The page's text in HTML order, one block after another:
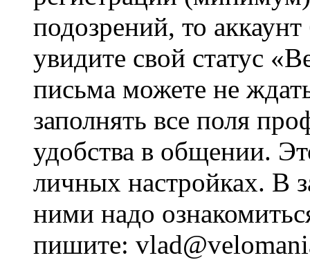
подозрений, то
увидите свой статус
письма можете не
заполнять все поля
удобства в общении.
личных настройках. В
ними надо
пишите: